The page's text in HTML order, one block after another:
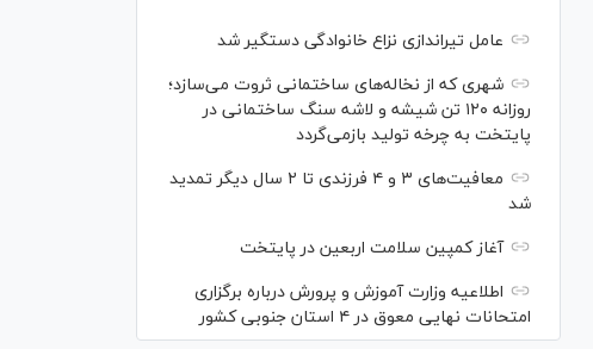
عامل تیراندازی نزاع خانوادگی دستگیر شد
شهری که از نخاله‌های ساختمانی ثروت می‌سازد؛
روزانه ۱۲۰ تن شیشه و لاشه سنگ ساختمانی در
پایتخت به چرخه تولید بازمی‌گردد
معافیت‌های ۳ و ۴ فرزندی تا ۲ سال دیگر تمدید
شد
آغاز کمپین سلامت اربعین در پایتخت
اطلاعیه وزارت آموزش و پرورش درباره برگزاری
امتحانات نهایی معوق در ۴ استان جنوبی کشور